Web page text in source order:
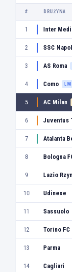
# DRUŻYNA
1 Inter
2 SSC
3 AS Roma
4 Como LM
5 AC Milan
6 Juventus
7 Atalanta
8 Bologna
9 Lazio
10 Udinese
11 Sassuolo
12 Torino FC
13 Parma
14 Cagliari